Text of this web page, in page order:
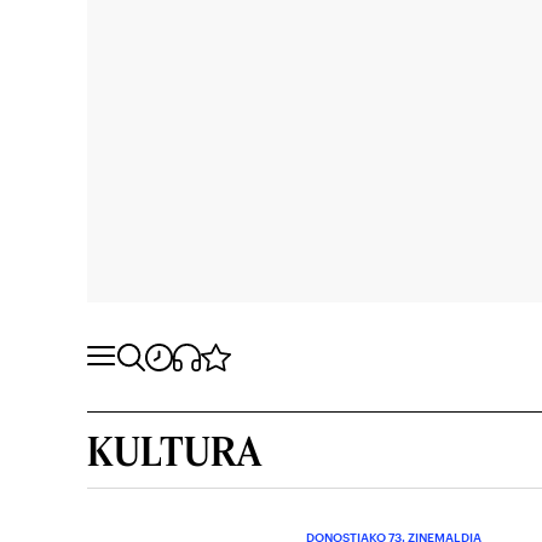
KULTURA
DONOSTIAKO 73. ZINEMALDIA